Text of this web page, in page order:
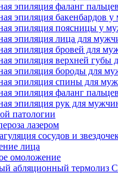
эпиляция фаланг
эпиляция бакенбардов
эпиляция поясницы у
эпиляция лица для
эпиляция бровей для
эпиляция верхней губы
эпиляция бороды для
эпиляция спины для
эпиляция фаланг
эпиляция рук для
патологии
лазером
сосудов и
лица
омоложение
абляционный термолиз